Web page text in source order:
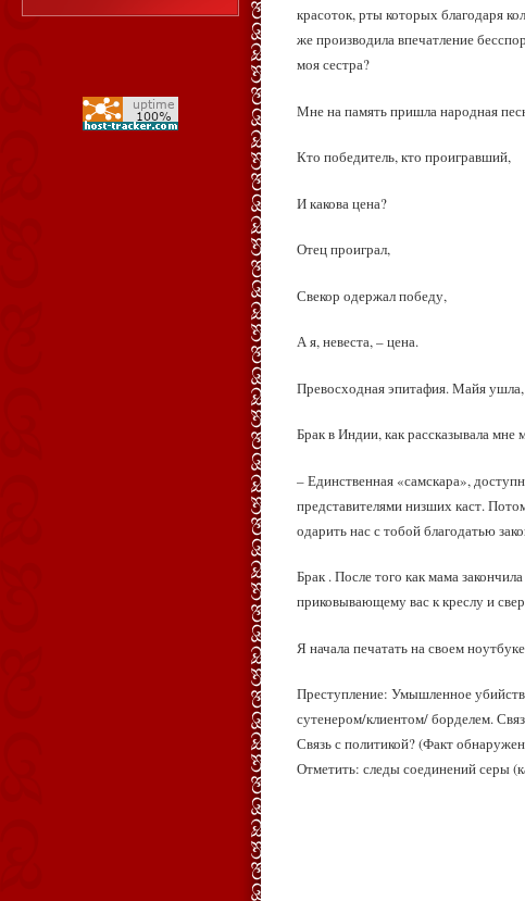
красоток, рты которых благодаря
же производила впечатление
моя сестра?
Мне на память пришла народная
Кто победитель, кто проигравший,
И какова цена?
Отец проиграл,
Свекор одержал победу,
А я, невеста, – цена.
Превосходная эпитафия. Майя
Брак в Индии, как рассказывала мне
– Единственная «самскара»,
представителями низших каст.
одарить нас с тобой благодатью
Брак . После того как мама
приковывающему вас к креслу и
Я начала печатать на своем
Преступление: Умышленное
сутенером/клиентом/ борделем.
Связь с политикой? (Факт
Отметить: следы соединений серы